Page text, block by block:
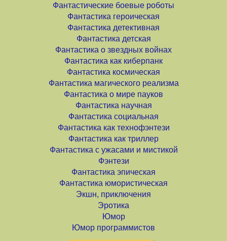
Фантастические боевые роботы
Фантастика героическая
Фантастика детективная
Фантастика детская
Фантастика о звездных войнах
Фантастика как киберпанк
Фантастика космическая
Фантастика магического реализма
Фантастика о мире пауков
Фантастика научная
Фантастика социальная
Фантастика как технофэнтези
Фантастика как триллер
Фантастика с ужасами и мистикой
Фэнтези
Фантастика эпическая
Фантастика юмористическая
Экшн, приключения
Эротика
Юмор
Юмор программистов